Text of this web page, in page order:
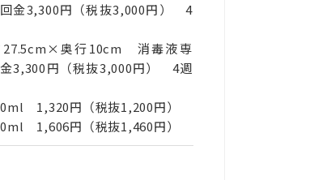
金3,300円（税抜3,000円） 4
奥行10cm 消毒液専
3,300円（税抜3,000円） 4週
1,320円（税抜1,200円）
1,606円（税抜1,460円）